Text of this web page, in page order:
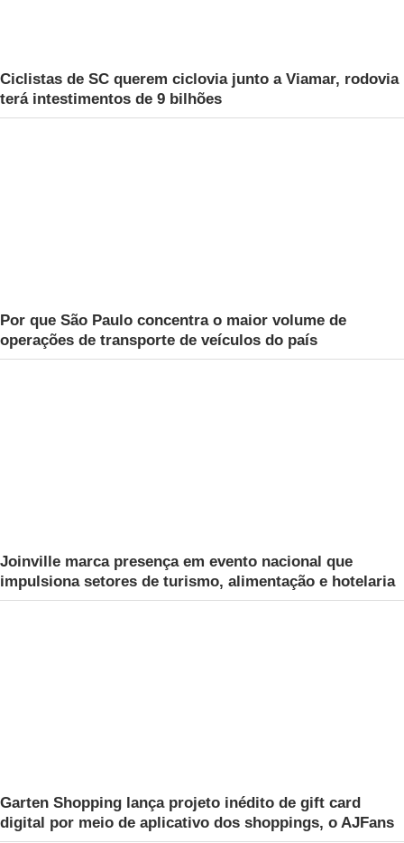
Ciclistas de SC querem ciclovia junto a Viamar, rodovia
terá intestimentos de 9 bilhões
Por que São Paulo concentra o maior volume de
operações de transporte de veículos do país
Joinville marca presença em evento nacional que
impulsiona setores de turismo, alimentação e hotelaria
Garten Shopping lança projeto inédito de gift card
digital por meio de aplicativo dos shoppings, o AJFans